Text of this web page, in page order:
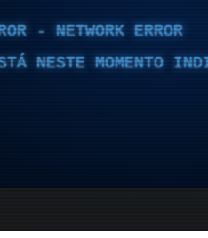
- NETWORK ERROR
NESTE MOMENTO